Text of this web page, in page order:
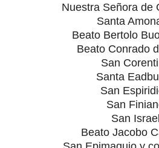
Nuestra Señora de
Santa
Beato Bertolo
Beato Conrado
San
Santa
San
San
San Israel
Beato Jacobo